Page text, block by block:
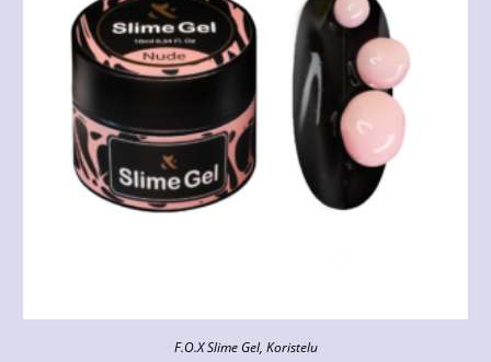
F.O.X Slime Gel, Koristelu